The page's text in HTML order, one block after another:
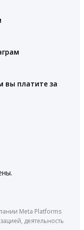
вы платите за
Meta Platforms
деятельность